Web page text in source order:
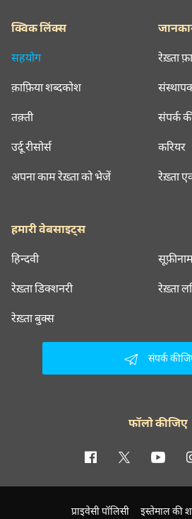
इक़बाल बानो
इक़बाल बानो
इक़बाल बानो
क्विक लिंक्स
सहयोग
क़ाफ़िया शब्दकोश
तक़्ती
उर्दू रीसोर्स
अपना काम रेख़्ता को भेजें
रेख़्ता
संपर्क
करियर
रेख़्ता
हमारी वेबसाइट्स
हिन्दवी
रेख़्ता डिक्शनरी रेख़्ता
रेख़्ता बुक्स
संपर्क
फॉलो कीजिए
प्राइवेसी पॉलिसी इस्तेमाल की